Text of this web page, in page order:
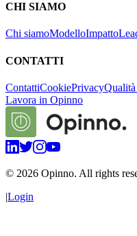
CHI SIAMO
Chi siamoModelloImpatto
CONTATTI
ContattiCookiePrivacy
Lavora in Opinno
© 2026 Opinno. All rights
|Login